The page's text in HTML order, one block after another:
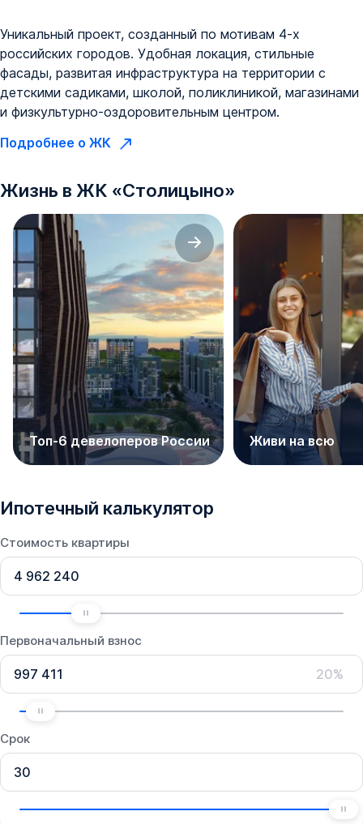
Уникальный проект, созданный по мотивам 4-х
российских городов. Удобная локация, стильные
фасады, развитая инфраструктура на территории с
детскими садиками, школой, поликлиникой, магазинами
и физкультурно-оздоровительным центром.
Подробнее о ЖК
Жизнь в ЖК «Столицыно»
Топ-6 девелоперов России Живи на всю
Ипотечный калькулятор
Стоимость квартиры
Первоначальный взнос
20%
Срок